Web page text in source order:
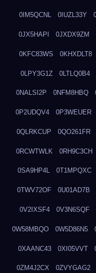
0IM5QCNL 0IUZL33Y
0JX5HAPI 0JXDX9ZM
0KFC83WS 0KHXDLT8
0LPY3G1Z 0LTLQ0B4
0NALSI2P 0NFM8HBQ
0P2UDQV4 0P3WEUER
0QLRKCUP 0QO261FR
0RCWTWLK 0RH9C3CH
0SA9HP4L 0T1MPQXC
0TWV72OF 0U01AD7B
0V2IXSF4 0V3N6SQF
0W58MBQO 0W5D86N5
0XAANC43 0XI05VVT
0ZM4J2CX 0ZVYGAG2